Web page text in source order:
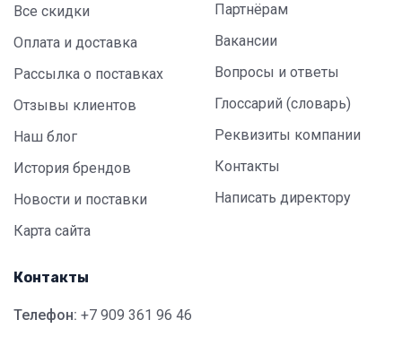
Все скидки
Оплата и доставка
Рассылка о поставках
Отзывы клиентов
Наш блог
История брендов
Новости и поставки
Карта сайта
Партнёрам
Вакансии
Вопросы и ответы
Глоссарий (словарь)
Реквизиты компании
Контакты
Написать директору
Контакты
Телефон: +7 909 361 96 46